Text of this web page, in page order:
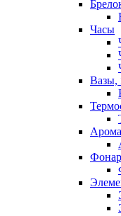
Часы
Вазы,